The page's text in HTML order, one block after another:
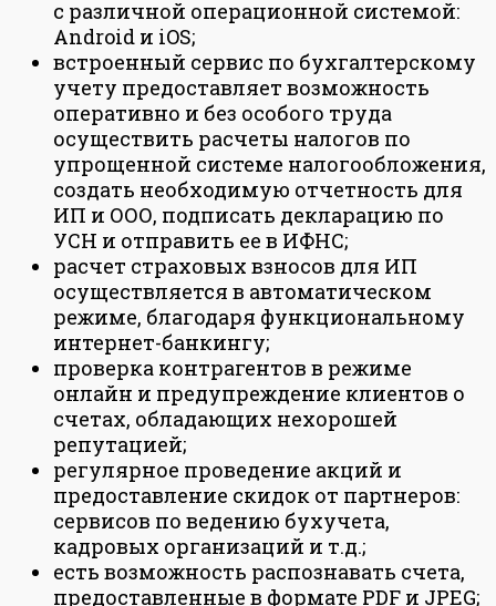
с различной операционной системой:
Android и iOS;
встроенный сервис по бухгалтерскому
учету предоставляет возможность
оперативно и без особого труда
осуществить расчеты налогов по
упрощенной системе налогообложения,
создать необходимую отчетность для
ИП и ООО, подписать декларацию по
УСН и отправить ее в ИФНС;
расчет страховых взносов для ИП
осуществляется в автоматическом
режиме, благодаря функциональному
интернет-банкингу;
проверка контрагентов в режиме
онлайн и предупреждение клиентов о
счетах, обладающих нехорошей
репутацией;
регулярное проведение акций и
предоставление скидок от партнеров:
сервисов по ведению бухучета,
кадровых организаций и т.д.;
есть возможность распознавать счета,
предоставленные в формате PDF и JPEG;